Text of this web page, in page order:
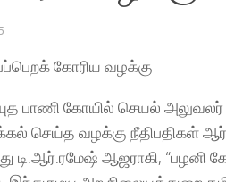
கோரிய வழக்கு
பாணி கோயில் செயல் அலுவலர்
செய்த வழக்கு நீதிபதிகள்
டி.ஆர்.ரமேஷ் ஆஜராகி, “பழனி